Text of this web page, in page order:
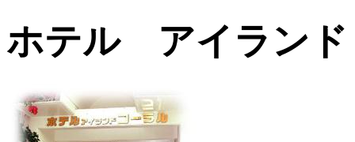
ホテル アイラン